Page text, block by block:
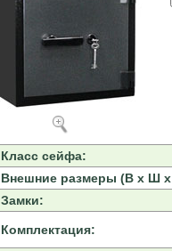
Класс сейфа:
Внешние размеры (В х Ш
Замки:
Комплектация: